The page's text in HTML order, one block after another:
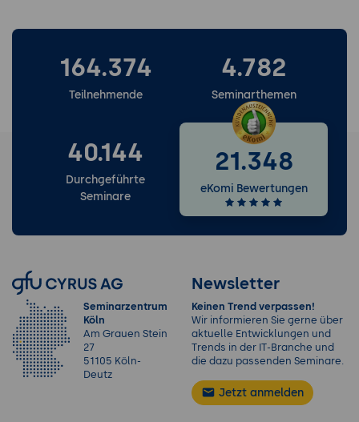
164.374
Teilnehmende
4.782
Seminarthemen
40.144
Durchgeführte
Seminare
21.348
eKomi Bewertungen
Seminarzentrum
Köln
Am Grauen Stein
27
51105 Köln-
Deutz
Newsletter
Keinen Trend verpassen!
Wir informieren Sie gerne über
aktuelle Entwicklungen und
Trends in der IT-Branche und
die dazu passenden Seminare.
Jetzt anmelden